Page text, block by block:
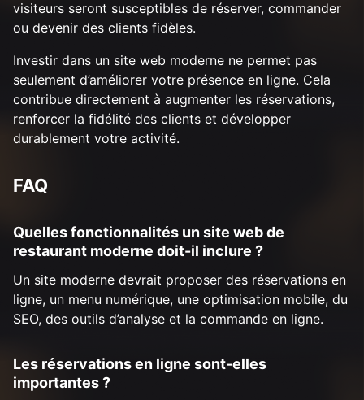
visiteurs seront susceptibles de réserver, commander
ou devenir des clients fidèles.
Investir dans un site web moderne ne permet pas
seulement d’améliorer votre présence en ligne. Cela
contribue directement à augmenter les réservations,
renforcer la fidélité des clients et développer
durablement votre activité.
FAQ
Quelles fonctionnalités un site web de
restaurant moderne doit-il inclure ?
Un site moderne devrait proposer des réservations en
ligne, un menu numérique, une optimisation mobile, du
SEO, des outils d’analyse et la commande en ligne.
Les réservations en ligne sont-elles
importantes ?